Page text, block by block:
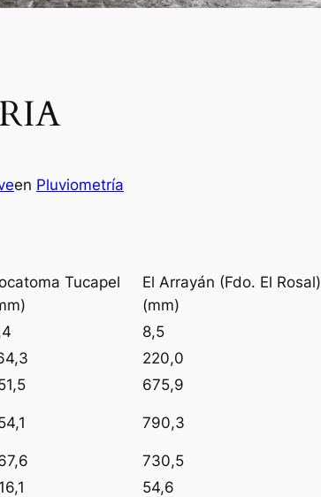
en Pluviometría
Tucapel
El Arrayán (Fdo. El Rosal)
(mm)
8,5
220,0
675,9
790,3
730,5
54,6